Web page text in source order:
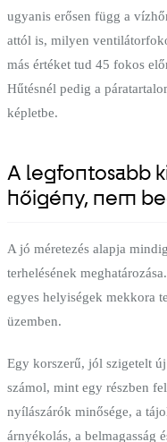
ugyanis erősen függ a
attól is, milyen
más értéket tud 45 fokos
Hűtésnél pedig a
képletbe.
A legfontosabb
hőigény, nem
A jó méretezés alapja
terhelésének
egyes helyiségek mekkora
üzemben.
Egy korszerű, jól szigetelt
számol, mint egy részben
nyílászárók minősége, a
árnyékolás, a belmagasság